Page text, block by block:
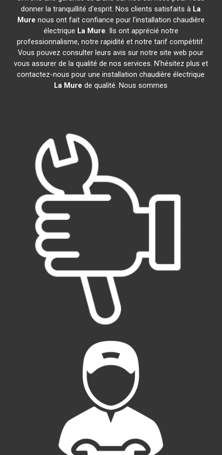
donner la tranquillité d'esprit. Nos clients satisfaits à La
Mure nous ont fait confiance pour l'installation chaudière
électrique La Mure. Ils ont apprécié notre
professionnalisme, notre rapidité et notre tarif compétitif.
Vous pouvez consulter leurs avis sur notre site web pour
vous assurer de la qualité de nos services. N'hésitez plus et
contactez-nous pour une installation chaudière électrique
La Mure de qualité. Nous sommes